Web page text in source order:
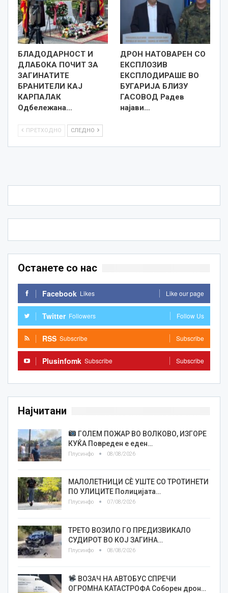
БЛАДОДАРНОСТ И
ДЛАБОКА ПОЧИТ ЗА
ЗАГИНАТИТЕ
БРАНИТЕЛИ КАЈ
КАРПАЛАК
Одбележана…
ДРОН НАТОВАРЕН СО
ЕКСПЛОЗИВ
ЕКСПЛОДИРАШЕ ВО
БУГАРИЈА БЛИЗУ
ГАСОВОД Радев
најави…
ПРЕТХОДНО СЛЕДНО
Останете со нас
Facebook Likes Like our page
Twitter Followers Follow Us
RSS Subscribe Subscribe
Plusinfomk Subscribe Subscribe
Најчитани
ГОЛЕМ ПОЖАР ВО ВОЛКОВО, ИЗГОРЕ
КУЌА Повреден е еден…
Плусинфо 08/08/2026
МАЛОЛЕТНИЦИ СÈ УШТЕ СО ТРОТИНЕТИ
ПО УЛИЦИТЕ Полицијата…
Плусинфо 07/08/2026
ТРЕТО ВОЗИЛО ГО ПРЕДИЗВИКАЛО
СУДИРОТ ВО КОЈ ЗАГИНА…
Плусинфо 08/08/2026
ВОЗАЧ НА АВТОБУС СПРЕЧИ
ОГРОМНА КАТАСТРОФА Соборен дрон…